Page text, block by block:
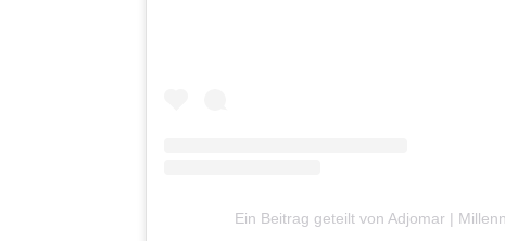
Ein Beitrag geteilt von Adjomar |